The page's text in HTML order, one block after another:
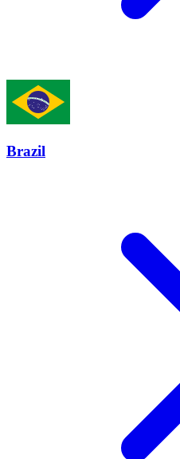
Brazil